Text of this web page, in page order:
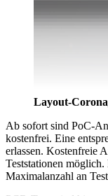
Layout-
Ab sofort sind PoC-
kostenfrei. Eine
erlassen. Kostenfreie
Teststationen
Maximalanzahl an